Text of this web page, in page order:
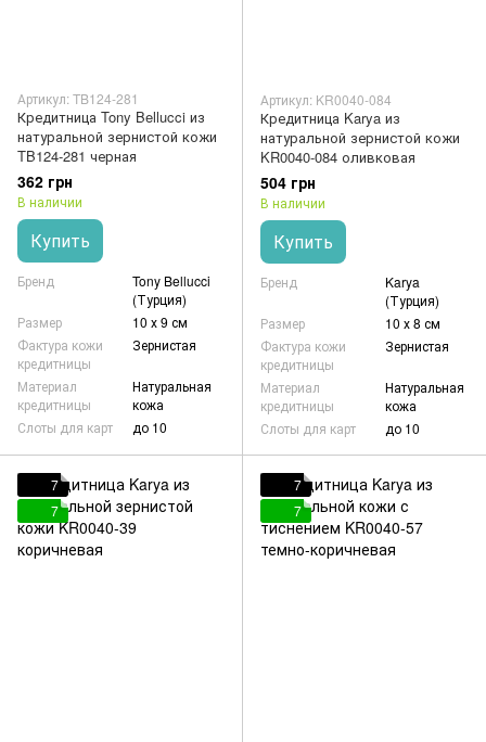
Артикул: TB124-281
Кредитница Tony Bellucci из
натуральной зернистой кожи
TB124-281 черная
362 грн
В наличии
Купить
Бренд
Tony Bellucci
(Турция)
Размер
10 х 9 см
Фактура кожи
кредитницы
Зернистая
Материал
кредитницы
Натуральная
кожа
Слоты для карт
до 10
Артикул: KR0040-084
Кредитница Karya из
натуральной зернистой кожи
KR0040-084 оливковая
504 грн
В наличии
Купить
Бренд
Karya
(Турция)
Размер
10 х 8 см
Фактура кожи
кредитницы
Зернистая
Материал
кредитницы
Натуральная
кожа
Слоты для карт
до 10
7
7
7
7